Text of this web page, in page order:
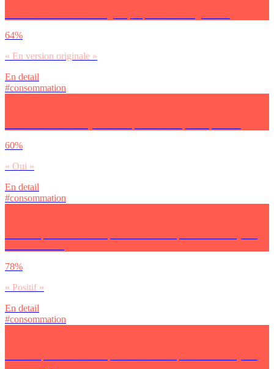
64%
« En version originale »
En detail
#consommation
60%
« Oui »
En detail
#consommation
78%
« Positif »
En detail
#consommation